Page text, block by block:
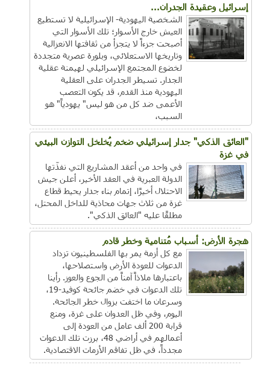
إسرائيل وعقيدة الجدران...
الشخصية اليهودية- الإسرائيلية لا تستطيع
العيش خارج الأسوار؛ تلك الأسوار التي
أصبحت جزءاً لا يتجزأ من ثقافتها الانعزالية
وتاريخها الاستعلائي، وبلورة عصرية متجددة
لخضوع المجتمع الإسرائيلي لهيمنة عقلية
الجدار. تسيطر الجدران على العقلية
اليهودية منذ القدم، قد يكون التعصب
الأعمى ضد كل من هو ليس" يهودياً" هو
السبب‏،
"العائق الذكي" جدار إسرائيلي ضخم يُخلخل التوازن البيئي
في غزة
في واحد من أعقد المشاريع التي نفذّتها
الدولة العبرية في العقد الأخير، أعلن جيش
الاحتلال أخيرًا، إتمام بناء جدار يحيط قطاع
غزة من ثلاث جهات محاذية للداخل المحتل،
مطلقًا عليه "العائق الذكي".
هجرة الأرض: أسباب مُتنامية وخطر قادم
مع كل أزمة يمر بها الفلسطينيون تزداد
الدعوات للعودة الأرض واستصلاحها،
باعتبارها ملاذاً آمناً من الجوع والعوز. رأينا
تلك الدعوات في خضم جائحة كوفيد-19،
وسرعان ما اختفت بزوال خطر الجائحة.
اليوم، وفي ظل العدوان على غزة، ومنع
قرابة 200 ألف عامل من العودة إلى
أعمالهم في أراضي 48، برزت تلك الدعوات
مجدداً، في ظل تفاقم الأزمات الاقتصادية.